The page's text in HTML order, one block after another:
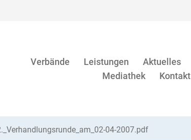
Verbände Leistungen Aktuelles
Mediathek
Kontakt
04-2007.pdf